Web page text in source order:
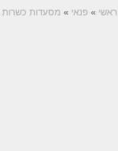
ראשי » פנאי » מסעדות כשרות